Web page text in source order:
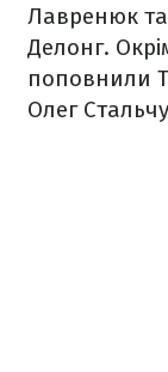
Лавренюк
Делонг.
поповнили
Олег